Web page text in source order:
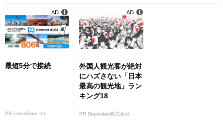
最短5分で接続
PR LotusFlare Inc
AD
外国人観光客が絶対
にハズさない「日本
最高の観光地」ラン
キング18
PR Skyrocket株式会社
AD